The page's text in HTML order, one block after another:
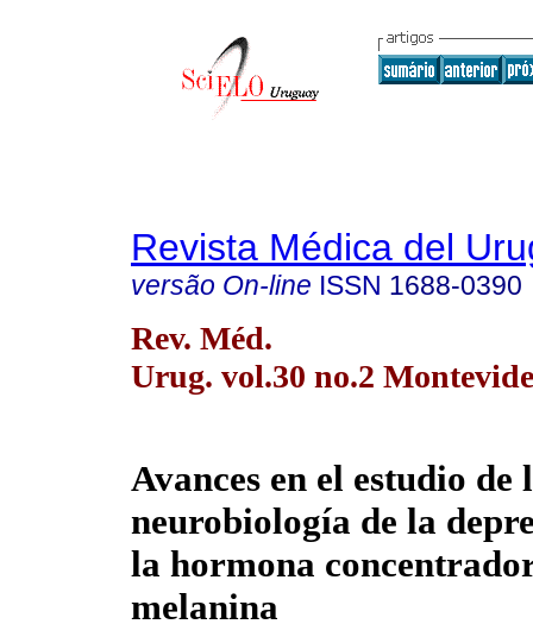
Revista Médica del
versão On-line ISSN 1688-0390
Rev. Méd.
Urug. vol.30 no.2
Avances en el estudio de
neurobiología de la
la hormona
melanina